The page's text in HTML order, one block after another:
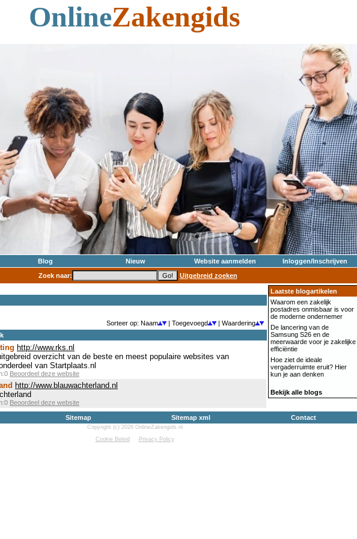
OnlineZakengids
Blog Nieuw Website aanmelden
Inloggen/Inschrijven
Zoek naar:
Uitgebreid zoeken
Sorteer op: Naam | Toegevoegd
| Waardering
http://www.rks.nl
overzicht van de beste en meest populaire websites van
van Startplaats.nl
Beoordeel deze website
http://www.blauwachterland.nl
Beoordeel deze website
Laatste blogartikelen
Waarom een zakelijk
postadres onmisbaar is voor
de moderne ondernemer
De lancering van de
Samsung S26 en de
meerwaarde voor je zakelijke
efficiëntie
Hoe ziet de ideale
vergaderruimte eruit? Hier
kun je aan denken
Bekijk alle blogs
Sitemap Sitemap xml Contact
Copyright (c) 2026 OnlineZakengids.nl
Cookie Beleid
Privacy Policy